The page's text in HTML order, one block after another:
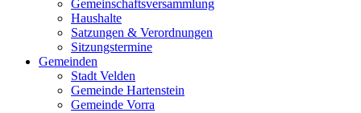
Gemeinschaftsversammlung
Haushalte
Satzungen & Verordnungen
Sitzungstermine
Gemeinden
Stadt Velden
Gemeinde Hartenstein
Gemeinde Vorra